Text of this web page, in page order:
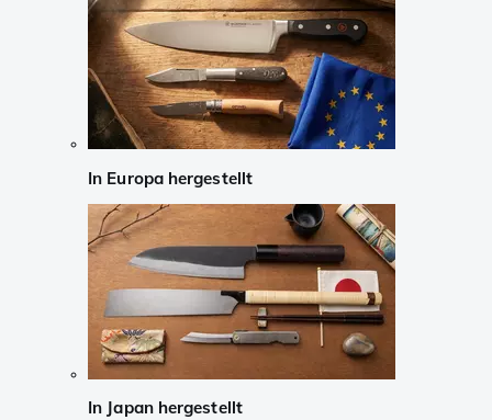
In Europa hergestellt
In Japan hergestellt